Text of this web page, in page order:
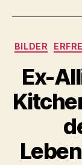
BILDER
Ex-